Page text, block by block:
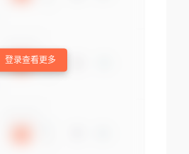
登录查看更多